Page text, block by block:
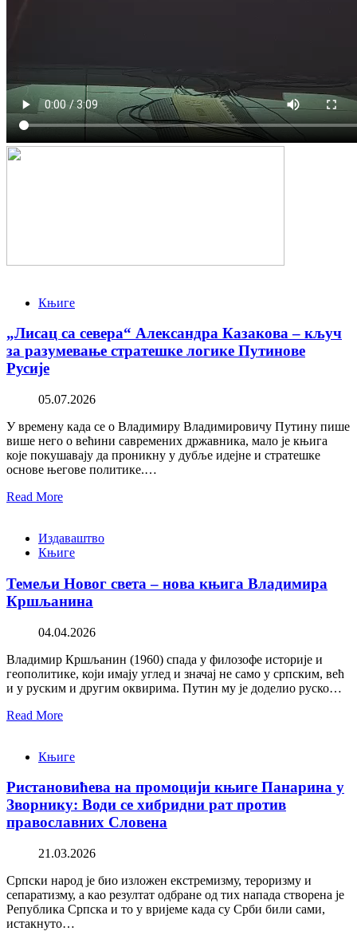
Књиге
„Лисац са севера“ Александра Казакова – кључ
за разумевање стратешке логике Путинове
Русије
05.07.2026
У времену када се о Владимиру Владимировичу Путину пише
више него о већини савремених државника, мало је књига
које покушавају да проникну у дубље идејне и стратешке
основе његове политике.…
Read More
Издаваштво
Књиге
Темељи Новог света – нова књига Владимира
Кршљанина
04.04.2026
Владимир Кршљанин (1960) спада у филозофе историје и
геополитике, који имају углед и значај не само у српским, већ
и у руским и другим оквирима. Путин му је доделио руско…
Read More
Књиге
Ристановићева на промоцији књиге Панарина у
Зворнику: Води се хибридни рат против
православних Словена
21.03.2026
Српски народ је био изложен екстремизму, тероризму и
сепаратизму, а као резултат одбране од тих напада створена је
Република Српска и то у вријеме када су Срби били сами,
истакнуто…